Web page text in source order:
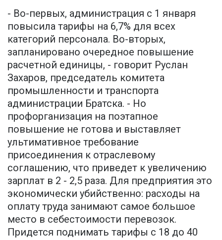
- Во-первых, администрация с 1 января
повысила тарифы на 6,7% для всех
категорий персонала. Во-вторых,
запланировано очередное повышение
расчетной единицы, - говорит Руслан
Захаров, председатель комитета
промышленности и транспорта
администрации Братска. - Но
профорганизация на поэтапное
повышение не готова и выставляет
ультимативное требование
присоединения к отраслевому
соглашению, что приведет к увеличению
зарплат в 2 - 2,5 раза. Для предприятия это
экономически убийственно: расходы на
оплату труда занимают самое большое
место в себестоимости перевозок.
Придется поднимать тарифы с 18 до 40